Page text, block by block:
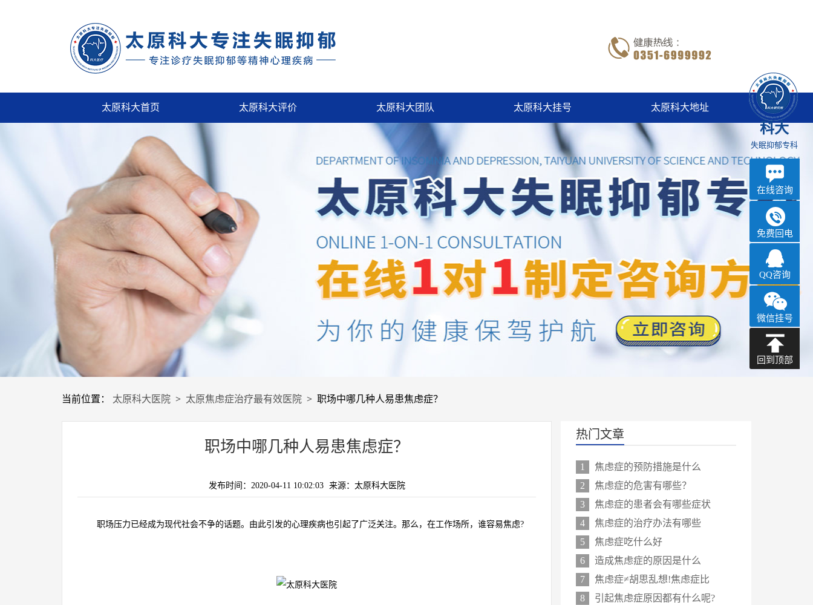
太原科大首页 太原科大评价 太原科大团队 太原科大挂号 太原科大地址
当前位置： 太原科大医院 > 太原焦虑症治疗最有效医院 > 职场中哪几种人易患焦虑症？
职场中哪几种人易患焦虑症？
发布时间：2020-04-11 10:02:03 来源：太原科大医院
职场压力已经成为现代社会不争的话题。由此引发的心理疾病也引起了广泛关注。那么，在工作场所，谁容易焦虑?
热门文章
1
焦虑症的预防措施是什么
2
焦虑症的危害有哪些？
3
焦虑症的患者会有哪些症状
4
焦虑症的治疗办法有哪些
5
焦虑症吃什么好
6
造成焦虑症的原因是什么
7
焦虑症≠胡思乱想!焦虑症比
8
引起焦虑症原因都有什么呢?
科大
失眠抑郁专科
在线咨询
免费回电
QQ咨询
微信挂号
回到顶部